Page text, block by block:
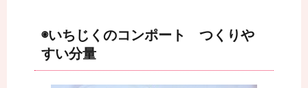
◉いちじくのコンポート つくりや
すい分量